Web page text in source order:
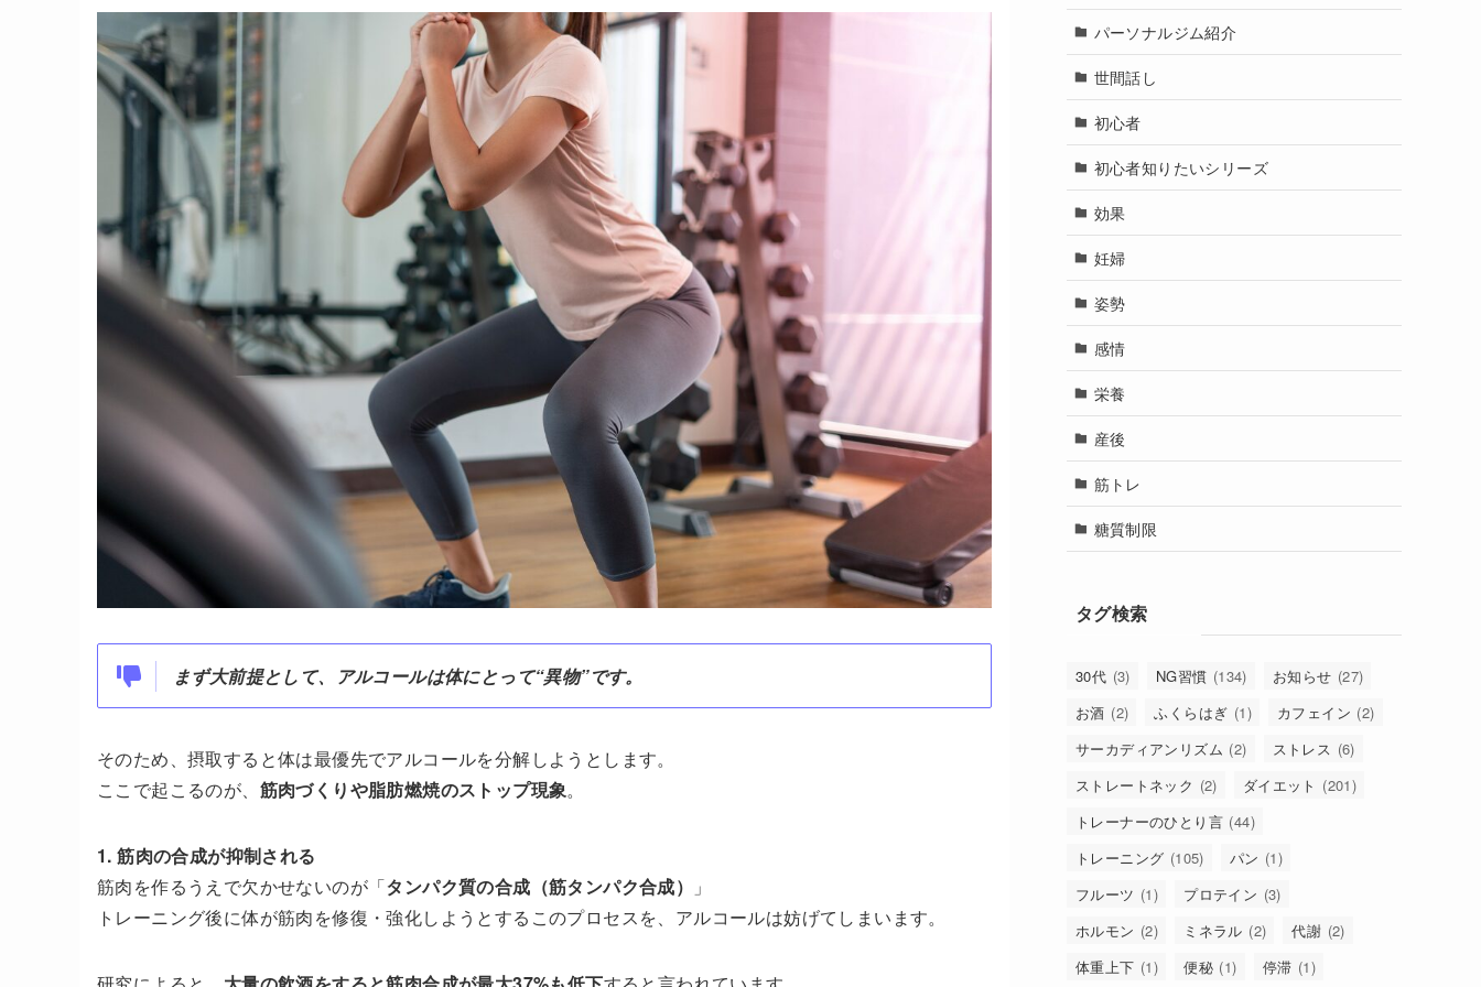
まず大前提として、アルコールは体にとって“異物”です。
そのため、摂取すると体は最優先でアルコールを分解しようとします。
ここで起こるのが、 筋肉づくりや脂肪燃焼のストップ現象。
1. 筋肉の合成が抑制される
筋肉を作るうえで欠かせないのが「タンパク質の合成（筋タンパク合成）
」
トレーニング後に体が筋肉を修復・強化しようとするこのプロセスを、アルコールは妨げてしまいます。
パーソナルジム紹介
世間話し
初心者
初心者知りたいシリーズ
効果
妊婦
姿勢
感情
栄養
産後
筋トレ
糖質制限
タグ検索
30代 (3) NG習慣 (134) お知らせ (27)
お酒 (2) ふくらはぎ (1) カフェイン (2)
サーカディアンリズム (2) ストレス (6)
ストレートネック (2) ダイエット (201)
トレーナーのひとり言 (44)
トレーニング (105) パン (1)
フルーツ (1) プロテイン (3)
ホルモン (2) ミネラル (2) 代謝 (2)
体重上下 (1) 便秘 (1) 停滞 (1)